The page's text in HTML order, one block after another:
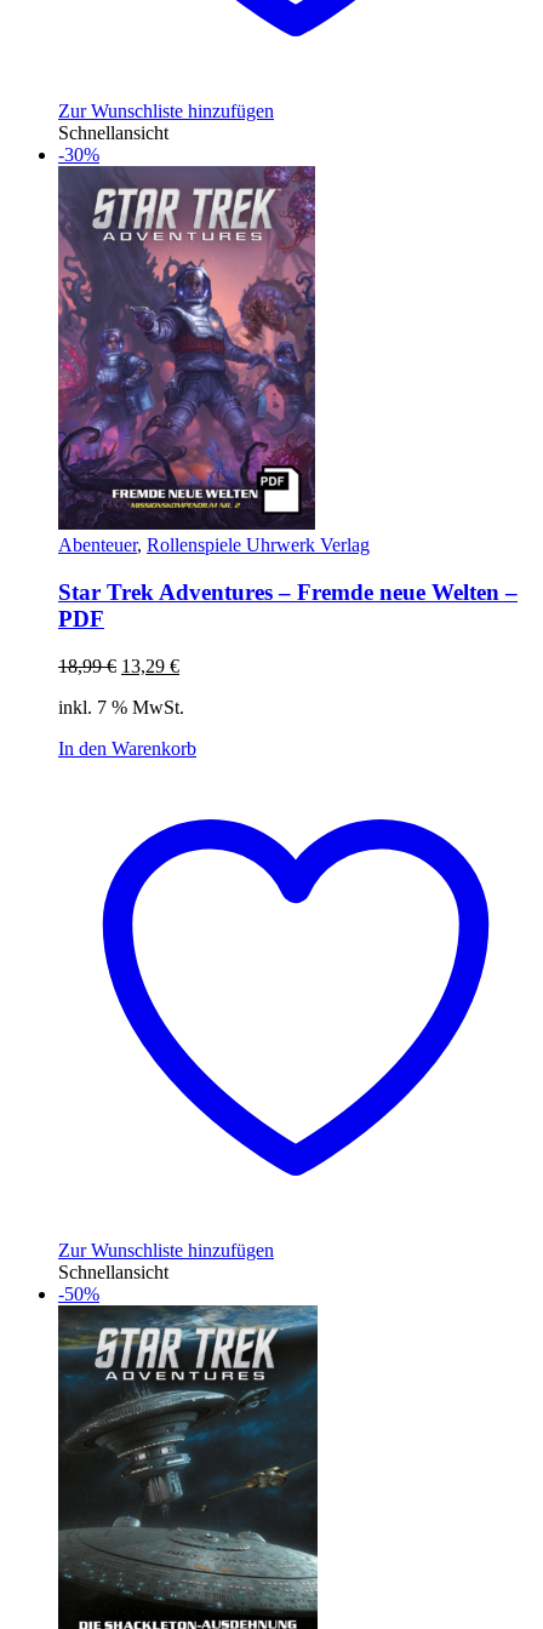
Zur Wunschliste hinzufügen
Schnellansicht
-30%
Abenteuer, Rollenspiele Uhrwerk Verlag
Star Trek Adventures – Fremde neue Welten –
PDF
18,99€ Ursprünglicher
war:
13,29 €Aktueller
ist:
inkl. 7 % MwSt.
In den Warenkorb
Zur Wunschliste hinzufügen
Schnellansicht
-50%